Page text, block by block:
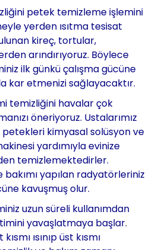
petek temizleme işlemini
yerden ısıtma tesisat
kireç, tortular,
arındırıyoruz. Böylece
ilk günkü çalışma gücüne
kar etmenizi sağlayacaktır.
temizliğini havalar çok
öneriyoruz. Ustalarımız
petekleri kimyasal solüsyon ve
yardımıyla evinize
temizlemektedirler.
yapılan radyatörleriniz
kavuşmuş olur.
uzun süreli kullanımdan
yavaşlatmaya başlar.
ısınıp üst kısmı